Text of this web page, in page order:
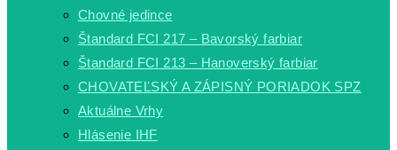
Chovné jedince
Štandard FCI 217 – Bavorský farbiar
Štandard FCI 213 – Hanoverský farbiar
CHOVATEĽSKÝ A ZÁPISNÝ PORIADOK SPZ
Aktuálne Vrhy
Hlásenie IHF